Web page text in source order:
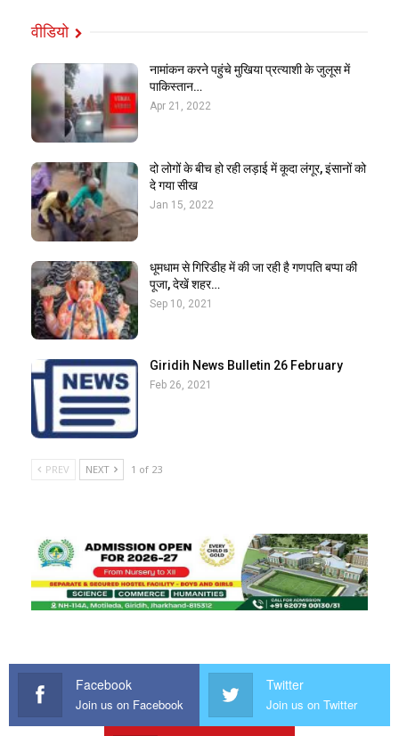
वीडियो
नामांकन करने पहुंचे मुखिया प्रत्याशी के जुलूस में
पाकिस्तान…
Apr 21, 2022
दो लोगों के बीच हो रही लड़ाई में कूदा लंगूर, इंसानों को
दे गया सीख
Jan 15, 2022
धूमधाम से गिरिडीह में की जा रही है गणपति बप्पा की
पूजा, देखें शहर…
Sep 10, 2021
Giridih News Bulletin 26 February
Feb 26, 2021
PREV NEXT 1 of 23
Facebook
Join us on Facebook
Twitter
Join us on Twitter